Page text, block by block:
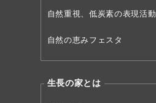
自然重視、低炭素の表現活動
自然の恵みフェスタ
生長の家とは